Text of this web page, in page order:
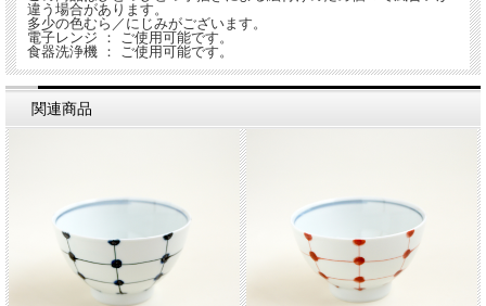
違う場合があります。
多少の色むら／にじみがございます。
電子レンジ ： ご使用可能です。
食器洗浄機 ： ご使用可能です。
関連商品